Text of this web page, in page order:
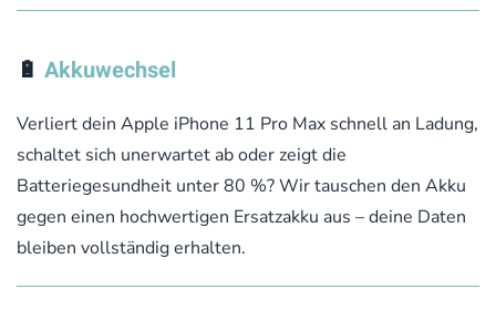
🔋 Akkuwechsel
Verliert dein Apple iPhone 11 Pro Max schnell an Ladung,
schaltet sich unerwartet ab oder zeigt die
Batteriegesundheit unter 80 %? Wir tauschen den Akku
gegen einen hochwertigen Ersatzakku aus – deine Daten
bleiben vollständig erhalten.